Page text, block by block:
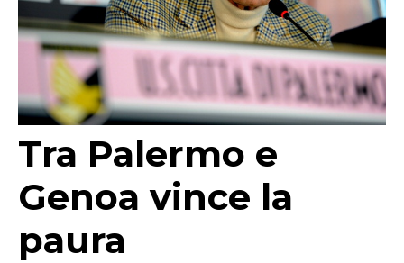
Tra Palermo e
Genoa vince la
paura